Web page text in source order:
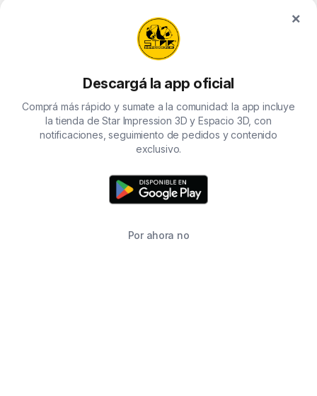
×
Descargá la app oficial
Comprá más rápido y sumate a la comunidad: la app incluye
la tienda de Star Impression 3D y Espacio 3D, con
notificaciones, seguimiento de pedidos y contenido
exclusivo.
Por ahora no